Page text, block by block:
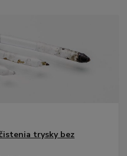
trysky bez